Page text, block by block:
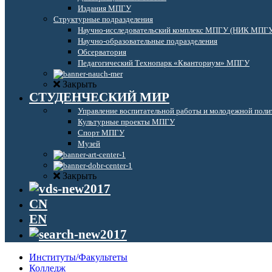
Издания МПГУ
Структурные подразделения
Научно-исследовательский комплекс МПГУ (НИК
Научно-образовательные подразделения
Обсерватория
Педагогический Технопарк «Кванториум» МПГУ
Закрыть
СТУДЕНЧЕСКИЙ МИР
Управление воспитательной работы и молодежной
Культурные проекты МПГУ
Спорт МПГУ
Музей
Закрыть
CN
EN
Институты/Факультеты
Колледж